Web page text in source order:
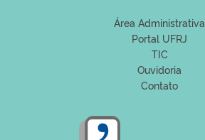
Área Administrativa
Portal UFRJ
TIC
Ouvidoria
Contato